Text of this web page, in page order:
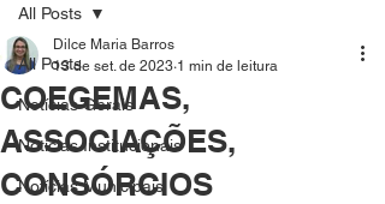
All Posts
Notícias Gerais
Notícias Institucionais
Notícias Municipais
All Posts
COEGEMAS,
ASSOCIAÇÕES,
CONSÓRCIOS
Dilce Maria Barros
13 de set. de 2023 1 min de leitura